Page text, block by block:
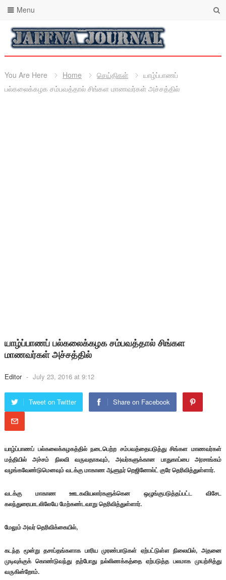
Menu
You Are Here Home செய்திகள்
யாழ்ப்பாணப்
பல்கலைக்கழக சம்பவத்தால் சிங்கள மாணவர்கள் அச்சத்தில்
யாழ்ப்பாணப் பல்கலைக்கழக சம்பவத்தால் சிங்கள
மாணவர்கள் அச்சத்தில்
Editor - July 23, 2016 at 9:12
Tweet on Twitter Share on Facebook
யாழ்ப்பாணப் பல்கலைக்கழகத்தில் நடைபெற்ற சம்பவத்தையடுத்து சிங்கள மாணவர்கள்
மத்தியில் அச்சம் நிலவி வருவதாகவும், அவர்களுக்கான பாதுகாப்பை அரசாங்கம்
வழங்கவேண்டுமெனவும் வடக்கு மாகாண ஆளுநர் றெஜினோல்ட் குரே தெரிவித்துள்ளார்.
வடக்கு மாகாண ஊடகவியலார்களுக்கென ஒழுங்குபடுத்தப்பட்ட விசேட
கலந்துரையாடலிலேயே மேற்கண்டவாறு தெரிவித்துள்ளார்.
மேலும் அவர் தெரிவிக்கையில்,
கடந்த மூன்று தசாப்தங்களாக பாரிய முரண்பாடுகள் ஏற்பட்டுள்ள நிலையில், அதனை
முடிவுக்குக் கொண்டுவந்து தற்போது நல்லிணக்கத்தை ஏற்படுத்த பலமாக முயற்சித்து
வருகின்றோம்.